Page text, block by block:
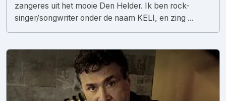
zangeres uit het mooie Den Helder. Ik ben rock-
singer/songwriter onder de naam KELI, en zing ...